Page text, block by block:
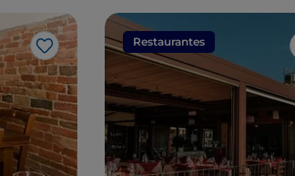
Me gusta
Restaurantes